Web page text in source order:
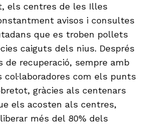
els centres de les Illes
avisos i consultes
que es troben pollets
caiguts dels nius. Després
de recuperació, sempre amb
col·laboradores com els punts
gràcies als centenars
els acosten als centres,
més del 80% dels